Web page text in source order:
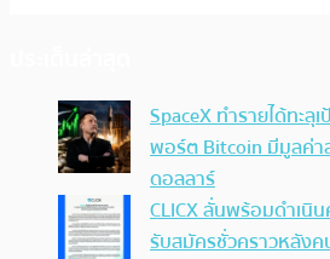
SpaceX ทำรายได้ทะลุ
พอร์ต Bitcoin มีมูลค่า
ดอลลาร์
CLICX ลั่นพร้อมดำเ
รับสมัครชั่วคราวหลัง